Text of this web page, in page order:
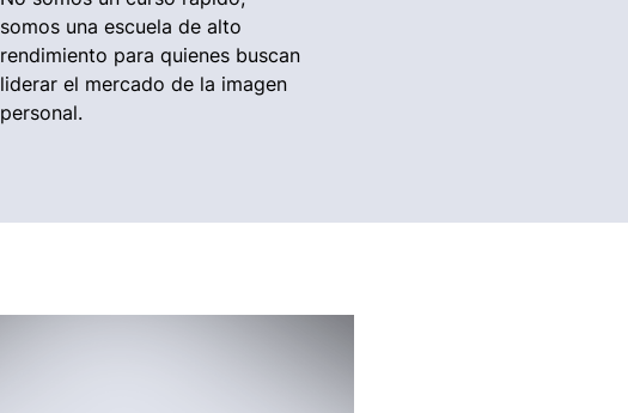
somos una escuela de alto
rendimiento para quienes buscan
liderar el mercado de la imagen
personal.